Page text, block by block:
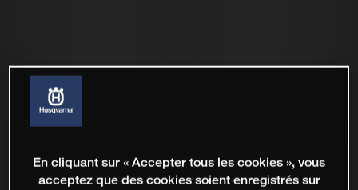
En cliquant sur « Accepter tous les cookies », vous
acceptez que des cookies soient enregistrés sur